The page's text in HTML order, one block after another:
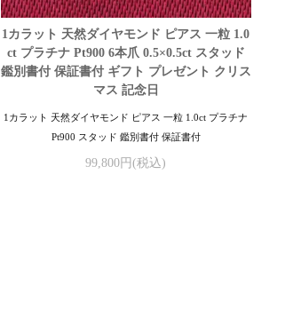
1カラット 天然ダイヤモンド ピアス 一粒 1.0
ct プラチナ Pt900 6本爪 0.5×0.5ct スタッド
鑑別書付 保証書付 ギフト プレゼント クリス
マス 記念日
1カラット 天然ダイヤモンド ピアス 一粒 1.0ct プラチナ
Pt900 スタッド 鑑別書付 保証書付
99,800円(税込)